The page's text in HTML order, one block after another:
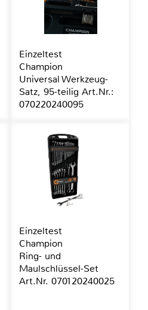
Einzeltest
Champion
Universal Werkzeug-
Satz, 95-teilig Art.Nr.:
070220240095
Einzeltest
Champion
Ring- und
Maulschlüssel-Set
Art.Nr. 070120240025